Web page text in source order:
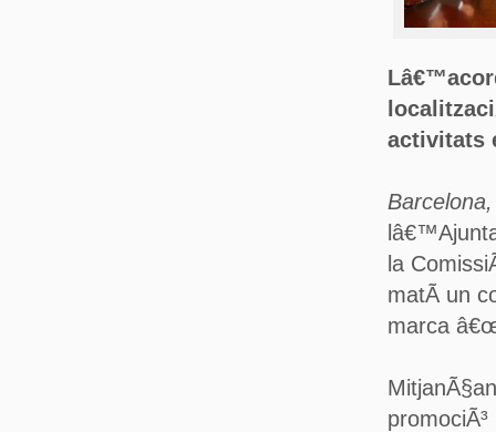
activitats
la
matÃ­ un
marca